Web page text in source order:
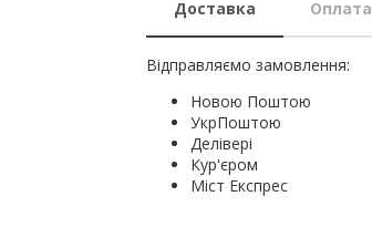
Доставка Оплата
Відправляємо замовлення:
Новою Поштою
УкрПоштою
Делівері
Кур'єром
Міст Експрес